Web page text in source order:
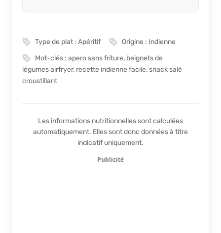
Type de plat :Apéritif Origine : Indienne
Mot-clés :apero sans friture, beignets de
légumes airfryer, recette indienne facile, snack salé
croustillant
Les informations nutritionnelles sont calculées
automatiquement. Elles sont donc données à titre
indicatif uniquement.
Publicité